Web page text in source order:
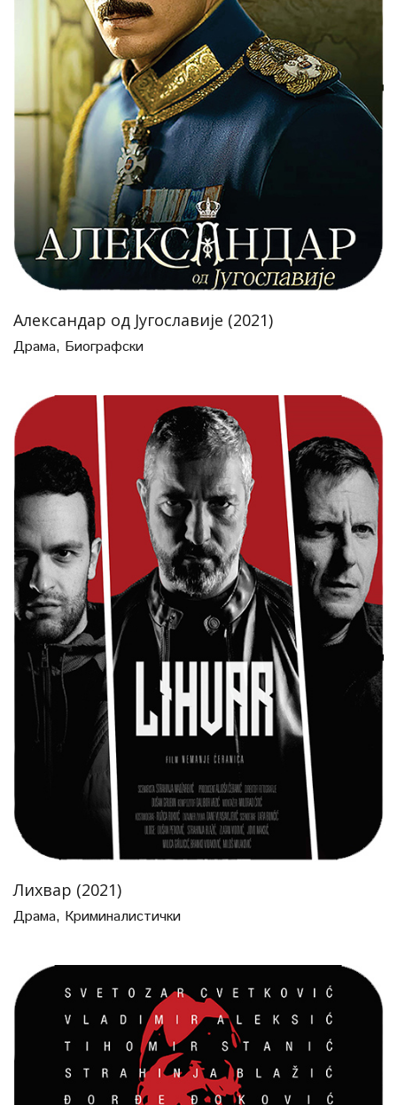
Александар од Југославије (2021)
Драма, Биографски
Лихвар (2021)
Драма, Криминалистички